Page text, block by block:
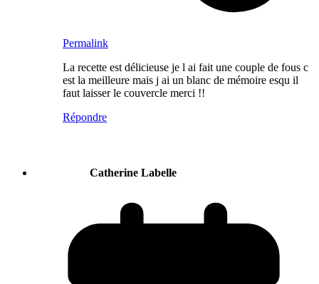
Permalink
La recette est délicieuse je l ai fait une couple de fous c
est la meilleure mais j ai un blanc de mémoire esqu il
faut laisser le couvercle merci !!
Répondre
Catherine Labelle